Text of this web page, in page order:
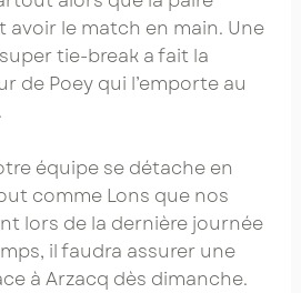
avoir le match en main. Une
tie-break a fait la
de Poey qui l’emporte au
équipe se détache en
comme Lons que nos
lors de la dernière journée
il faudra assurer une
à Arzacq dès dimanche.